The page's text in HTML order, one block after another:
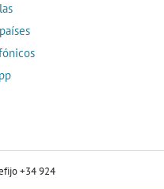
+34 924